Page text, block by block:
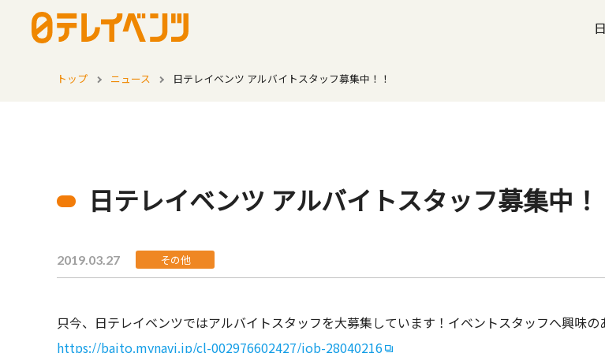
トップ ニュース 日テレイベンツ アルバイトスタッフ募集中！！
日テレイベンツ アルバイトスタッフ募集中！
2019.03.27 その他
只今、日テレイベンツではアルバイトスタッフを大募集しています！イベントスタッフへ興味の
https://baito.mynavi.jp/cl-002976602427/job-28040216